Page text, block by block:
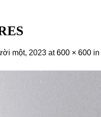
một, 2023 at600 × 600 in